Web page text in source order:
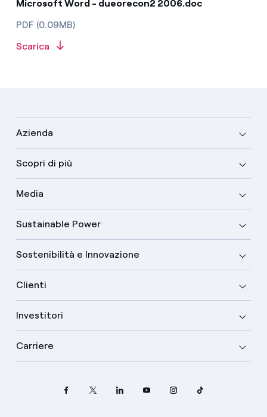
Microsoft Word - dueorecon2 2006.doc
PDF (0.09MB)
Scarica
Azienda
Scopri di più
Media
Sustainable Power
Sostenibilità e Innovazione
Clienti
Investitori
Carriere